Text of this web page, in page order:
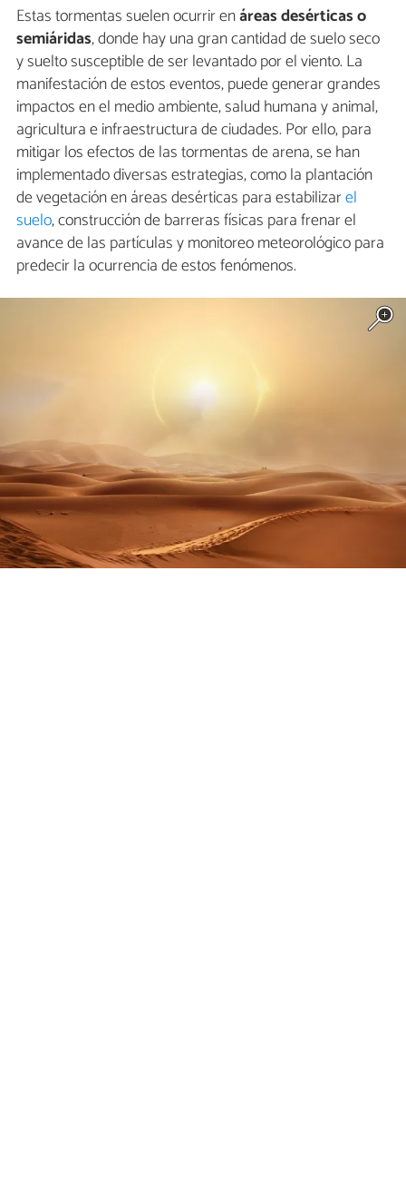
Estas tormentas suelen ocurrir enáreas desérticas o
semiáridas, donde hay una gran cantidad de suelo seco
y suelto susceptible de ser levantado por el viento. La
manifestación de estos eventos, puede generar grandes
impactos en el medio ambiente, salud humana y animal,
agricultura e infraestructura de ciudades. Por ello, para
mitigar los efectos de las tormentas de arena, se han
implementado diversas estrategias, como la plantación
de vegetación en áreas desérticas para estabilizarel
suelo, construcción de barreras físicas para frenar el
avance de las partículas y monitoreo meteorológico para
predecir la ocurrencia de estos fenómenos.